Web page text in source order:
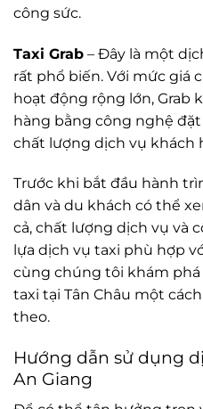
công sức.
Taxi Grab – Đây là một
rất phổ biến. Với mức giá
hoạt động rộng lớn, Grab
hàng bằng công nghệ
chất lượng dịch vụ khách
Trước khi bắt đầu hành
dân và du khách có thể
cả, chất lượng dịch vụ và
lựa dịch vụ taxi phù hợp
cùng chúng tôi khám
taxi tại Tân Châu một
theo.
Hướng dẫn sử dụng
An Giang